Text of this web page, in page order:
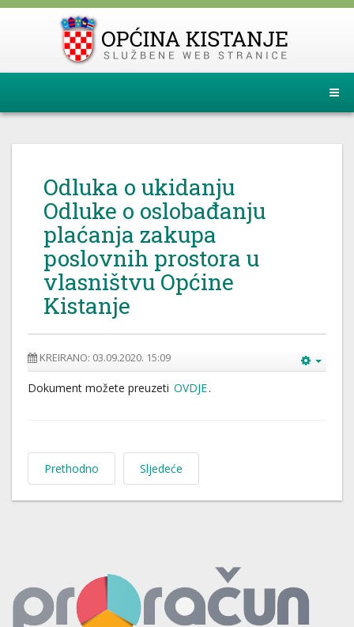
Odluka o ukidanju
Odluke o oslobađanju
plaćanja zakupa
poslovnih prostora u
vlasništvu Općine
Kistanje
KREIRANO: 03.09.2020. 15:09
Dokument možete preuzeti OVDJE.
Prethodno Sljedeće